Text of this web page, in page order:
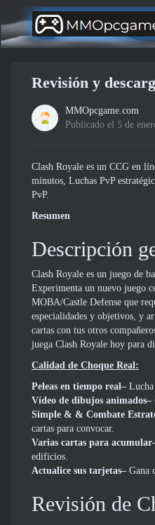
Revisión y
MMOpcgame.com
Publicado el 5 de
Clash Royale es un CCG en
minutos, Luchas PvP
PvP.
Resumen
Descripción
Clash Royale es un juego de
Experimenta un nuevo juego
MOBA/Castle Defense que
especialidades y objetivos, y
cartas con tus otros
juega Clash Royale hoy para
Calidad de Choque Real:
Peleas en tiempo real–
Vídeo de dibujos animados–
Simple & & Combate
cartas para convocar.
Varias cartas para
edificios.
Actualice sus tarjetas– Gana
Revisión de